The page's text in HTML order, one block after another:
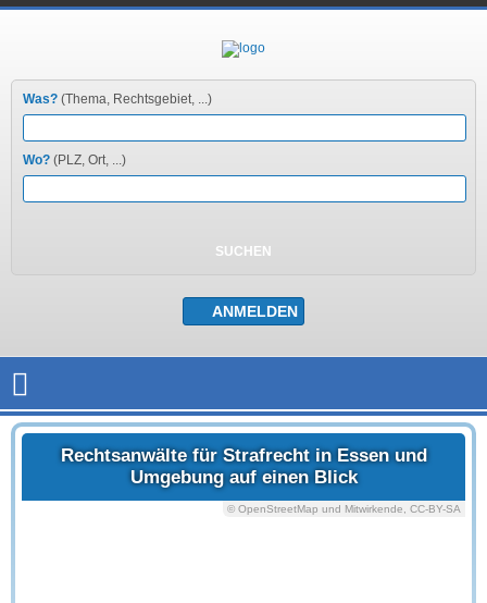
Was? (Thema, Rechtsgebiet, ...)
Wo? (PLZ, Ort, ...)
Rechtsanwälte für Strafrecht in Essen und
Umgebung auf einen Blick
© OpenStreetMap und Mitwirkende, CC-BY-SA